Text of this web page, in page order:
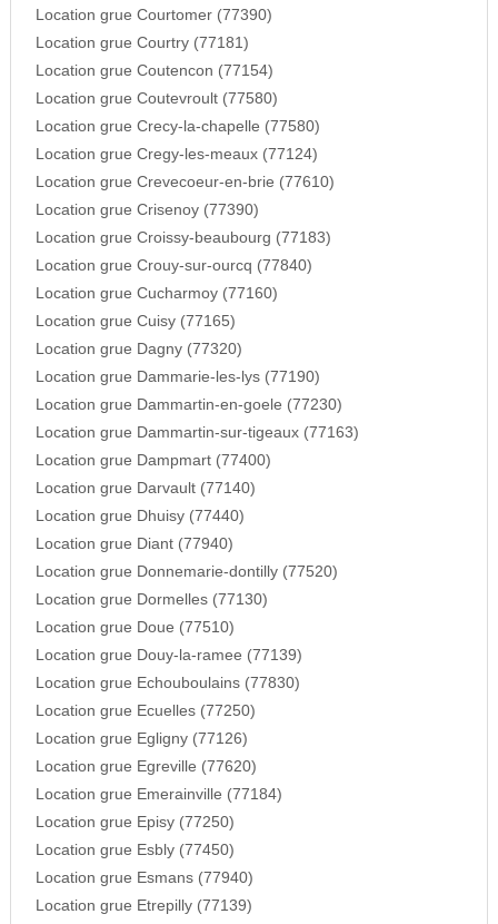
Location grue Courtomer (77390)
Location grue Courtry (77181)
Location grue Coutencon (77154)
Location grue Coutevroult (77580)
Location grue Crecy-la-chapelle (77580)
Location grue Cregy-les-meaux (77124)
Location grue Crevecoeur-en-brie (77610)
Location grue Crisenoy (77390)
Location grue Croissy-beaubourg (77183)
Location grue Crouy-sur-ourcq (77840)
Location grue Cucharmoy (77160)
Location grue Cuisy (77165)
Location grue Dagny (77320)
Location grue Dammarie-les-lys (77190)
Location grue Dammartin-en-goele (77230)
Location grue Dammartin-sur-tigeaux (77163)
Location grue Dampmart (77400)
Location grue Darvault (77140)
Location grue Dhuisy (77440)
Location grue Diant (77940)
Location grue Donnemarie-dontilly (77520)
Location grue Dormelles (77130)
Location grue Doue (77510)
Location grue Douy-la-ramee (77139)
Location grue Echouboulains (77830)
Location grue Ecuelles (77250)
Location grue Egligny (77126)
Location grue Egreville (77620)
Location grue Emerainville (77184)
Location grue Episy (77250)
Location grue Esbly (77450)
Location grue Esmans (77940)
Location grue Etrepilly (77139)